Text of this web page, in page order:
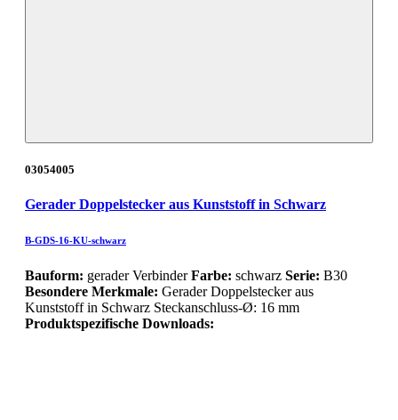
03054005
Gerader Doppelstecker aus Kunststoff in Schwarz
B-GDS-16-KU-schwarz
Bauform: gerader VerbinderFarbe: schwarz Serie: B30
Besondere Merkmale: Gerader Doppelstecker aus
Kunststoff in Schwarz Steckanschluss-Ø: 16 mm
Produktspezifische Downloads: